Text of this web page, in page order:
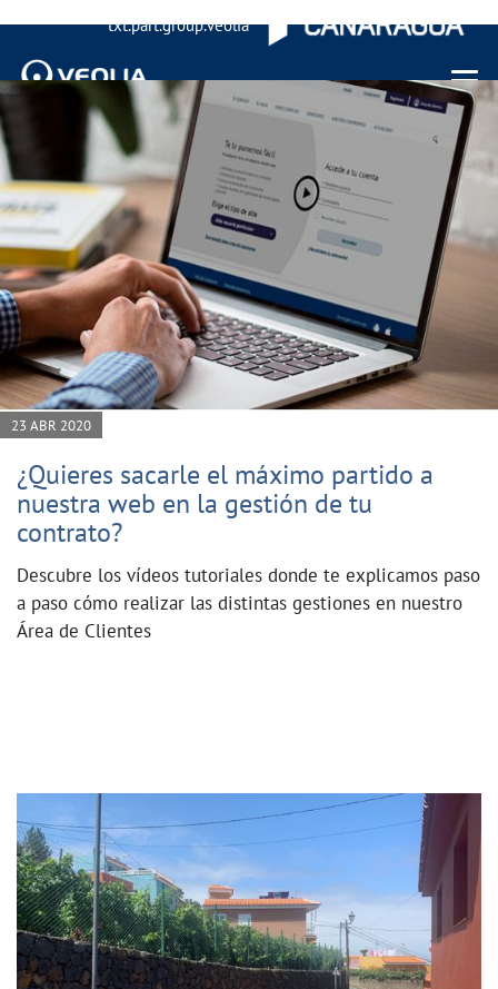
txt.part.group.veolia
Menu
23 ABR 2020
¿Quieres sacarle el máximo partido a
nuestra web en la gestión de tu
contrato?
Descubre los vídeos tutoriales donde te explicamos paso
a paso cómo realizar las distintas gestiones en nuestro
Área de Clientes